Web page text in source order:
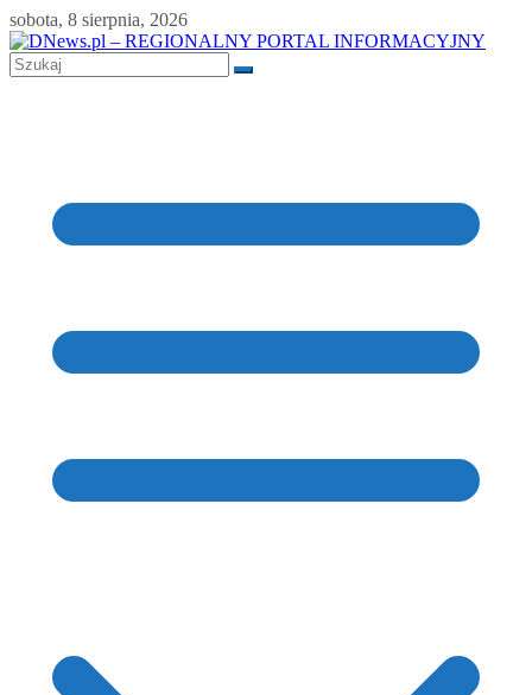
Skip
to
content
sobota, 8 sierpnia, 2026